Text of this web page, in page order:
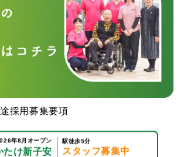
採用募集要項
年8月オープン
たけ新子安
駅徒歩5分
スタッフ募集中